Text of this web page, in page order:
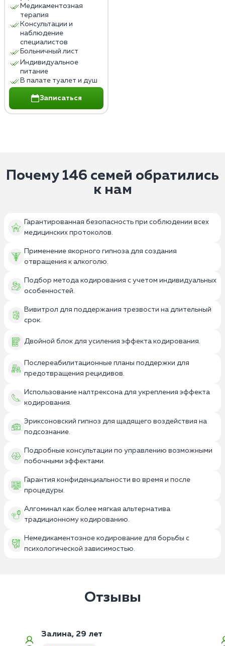
Медикаментозная
терапия
Консультации и
наблюдение
специалистов
Больничный лист
Индивидуальное
питание
В палате туалет и душ
Записаться
Почему 146 семей обратились
к нам
Гарантированная безопасность при соблюдении всех
медицинских протоколов.
Применение якорного гипноза для создания
отвращения к алкоголю.
Подбор метода кодирования с учетом индивидуальных
особенностей.
Вивитрол для поддержания трезвости на длительный
срок.
Двойной блок для усиления эффекта кодирования.
Послереабилитационные планы поддержки для
предотвращения рецидивов.
Использование налтрексона для укрепления эффекта
кодирования.
Эриксоновский гипноз для щадящего воздействия на
подсознание.
Подробные консультации по управлению возможными
побочными эффектами.
Гарантия конфиденциальности во время и после
процедуры.
Алгоминал как более мягкая альтернатива
традиционному кодированию.
Немедикаментозное кодирование для борьбы с
психологической зависимостью.
Отзывы
Залина, 29 лет